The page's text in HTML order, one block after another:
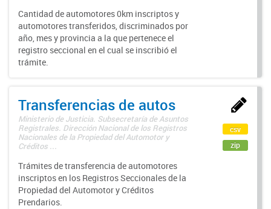
Cantidad de automotores 0km inscriptos y
automotores transferidos, discriminados por
año, mes y provincia a la que pertenece el
registro seccional en el cual se inscribió el
trámite.
Transferencias de autos
Ministerio de Justicia. Subsecretaría de Asuntos
Registrales. Dirección Nacional de los Registros
Nacionales de la Propiedad del Automotor y
Créditos ...
Trámites de transferencia de automotores
inscriptos en los Registros Seccionales de la
Propiedad del Automotor y Créditos
Prendarios.
csv
zip